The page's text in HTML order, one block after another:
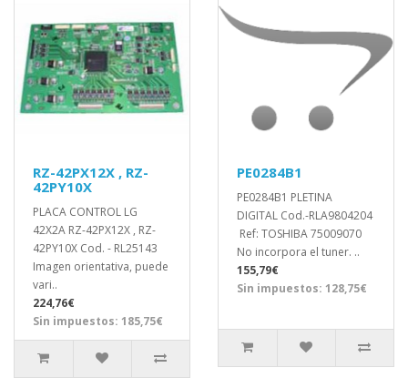
RZ-42PX12X , RZ-
42PY10X
PLACA CONTROL LG
42X2A RZ-42PX12X , RZ-
42PY10X Cod. - RL25143
Imagen orientativa, puede
vari..
224,76€
Sin impuestos: 185,75€
PE0284B1
PE0284B1 PLETINA
DIGITAL Cod.-RLA9804204
Ref: TOSHIBA 75009070
No incorpora el tuner. ..
155,79€
Sin impuestos: 128,75€